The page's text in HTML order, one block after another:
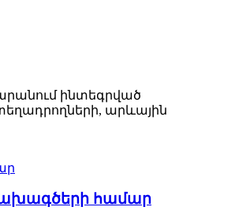
ինտեգրված
արևային
համար